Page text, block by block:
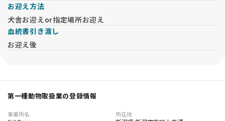
お迎え方法
犬舎お迎えor指定場所お迎え
血統書引き渡し
お迎え後
第一種動物取扱業の登録情報
事業所名 所在地